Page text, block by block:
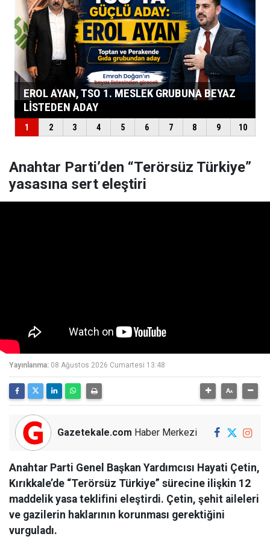
Anahtar Parti’den “Terörsüz Türkiye”
yasasına sert eleştiri
Yayınlanma: 08 Ağustos 2026 Cumartesi 13:48
Gazetekale.com Haber Merkezi
Anahtar Parti Genel Başkan Yardımcısı Hayati Çetin,
Kırıkkale’de “Terörsüz Türkiye” sürecine ilişkin 12
maddelik yasa teklifini eleştirdi. Çetin, şehit aileleri
ve gazilerin haklarının korunması gerektiğini
vurguladı.